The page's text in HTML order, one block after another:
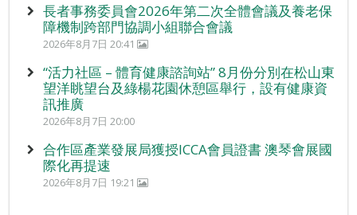
長者事務委員會2026年第二次全體會議及養老保
障機制跨部門協調小組聯合會議
2026年8月7日 20:41
“活力社區 – 體育健康諮詢站” 8月份分別在松山東
望洋眺望台及綠楊花園休憩區舉行，設有健康資
訊推廣
2026年8月7日 20:00
合作區產業發展局獲授ICCA會員證書 澳琴會展國
際化再提速
2026年8月7日 19:21